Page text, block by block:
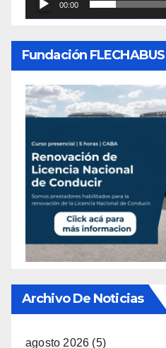
00:00
Fundación FLECHABUS
Archivo De Noticias
agosto 2026 (5)